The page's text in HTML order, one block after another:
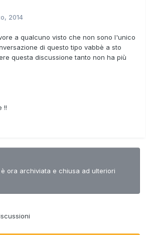
2014
a qualcuno visto che non sono l'unico
di questo tipo vabbè a sto
questa discussione tanto non ha più
!!
ora archiviata e chiusa ad ulteriori